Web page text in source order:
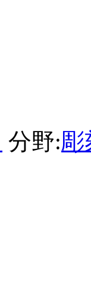
分野:彫